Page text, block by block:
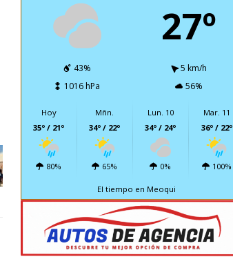
27º
43%
5 km/h
1016 hPa
56%
Hoy
35º / 21º
80%
Mñn.
34º / 22º
65%
Lun. 10
34º / 24º
0%
Mar. 11
36º / 22º
100%
El tiempo en Meoqui